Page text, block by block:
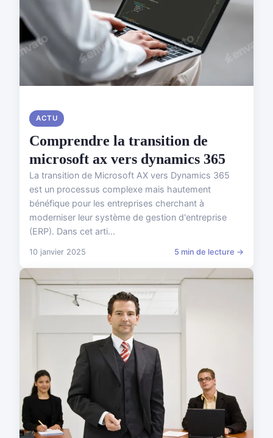
ACTU
Comprendre la transition de
microsoft ax vers dynamics 365
La transition de Microsoft AX vers Dynamics 365
est un processus complexe mais hautement
bénéfique pour les entreprises cherchant à
moderniser leur système de gestion d'entreprise
(ERP). Dans cet arti...
10 janvier 2025 5 min de lecture →